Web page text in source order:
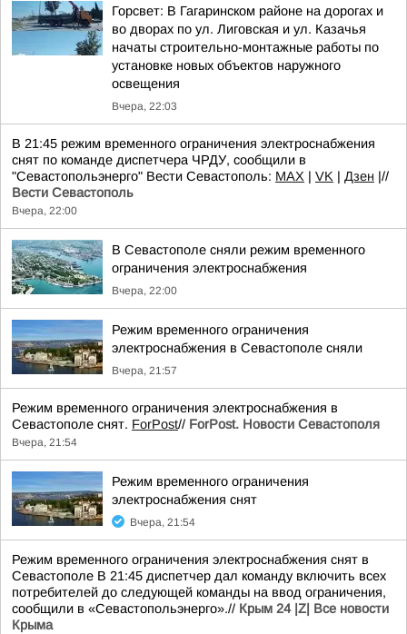
Горсвет: В Гагаринском районе на дорогах и
во дворах по ул. Лиговская и ул. Казачья
начаты строительно-монтажные работы по
установке новых объектов наружного
освещения
Вчера, 22:03
В 21:45 режим временного ограничения электроснабжения
снят по команде диспетчера ЧРДУ, сообщили в
"Севастопольэнерго" Вести Севастополь: MAX | VK | Дзен |//
Вести Севастополь
Вчера, 22:00
В Севастополе сняли режим временного
ограничения электроснабжения
Вчера, 22:00
Режим временного ограничения
электроснабжения в Севастополе сняли
Вчера, 21:57
Режим временного ограничения электроснабжения в
Севастополе снят. ForPost// ForPost. Новости Севастополя
Вчера, 21:54
Режим временного ограничения
электроснабжения снят
Вчера, 21:54
Режим временного ограничения электроснабжения снят в
Севастополе В 21:45 диспетчер дал команду включить всех
потребителей до следующей команды на ввод ограничения,
сообщили в «Севастопольэнерго».// Крым 24 |Z| Все новости
Крыма